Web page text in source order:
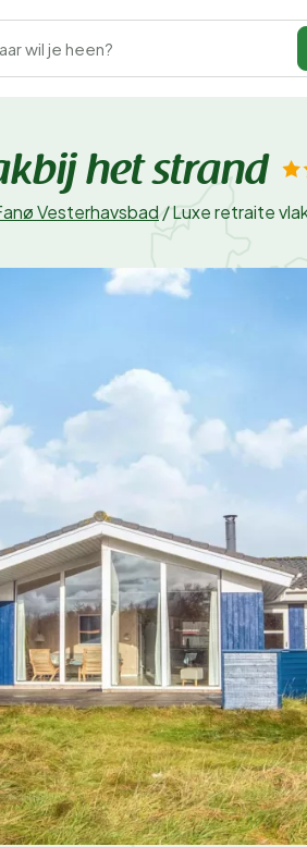
wil je heen?
het strand
Vesterhavsbad/Luxe retraite